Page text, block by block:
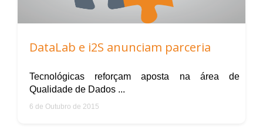
DataLab e i2S anunciam parceria
Tecnológicas reforçam aposta na área de
Qualidade de Dados ...
6 de Outubro de 2015